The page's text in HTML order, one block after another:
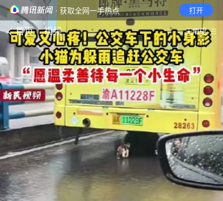
· 获取全网一手热点 打开
首页 视频 无障碍